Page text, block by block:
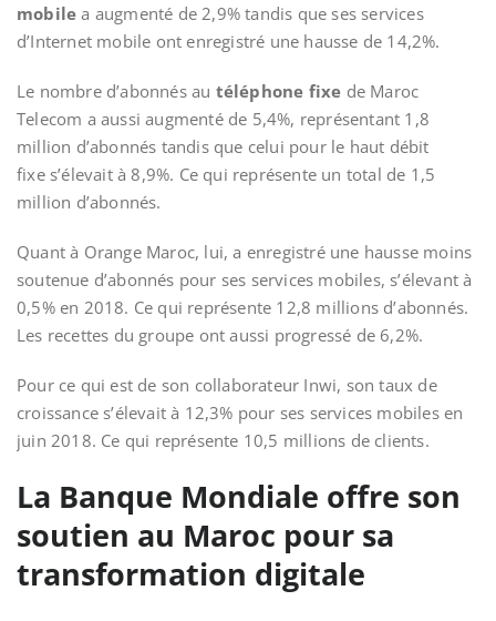
mobile a augmenté de 2,9% tandis que ses services
d’Internet mobile ont enregistré une hausse de 14,2%.
Le nombre d’abonnés au téléphone fixe de Maroc
Telecom a aussi augmenté de 5,4%, représentant 1,8
million d’abonnés tandis que celui pour le haut débit
fixe s’élevait à 8,9%. Ce qui représente un total de 1,5
million d’abonnés.
Quant à Orange Maroc, lui, a enregistré une hausse moins
soutenue d’abonnés pour ses services mobiles, s’élevant à
0,5% en 2018. Ce qui représente 12,8 millions d’abonnés.
Les recettes du groupe ont aussi progressé de 6,2%.
Pour ce qui est de son collaborateur Inwi, son taux de
croissance s’élevait à 12,3% pour ses services mobiles en
juin 2018. Ce qui représente 10,5 millions de clients.
La Banque Mondiale offre son
soutien au Maroc pour sa
transformation digitale